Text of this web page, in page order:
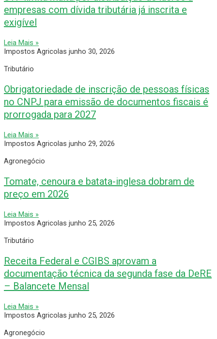
empresas com dívida tributária já inscrita e
exigível
Leia Mais »
Impostos Agricolas junho 30, 2026
Tributário
Obrigatoriedade de inscrição de pessoas físicas
no CNPJ para emissão de documentos fiscais é
prorrogada para 2027
Leia Mais »
Impostos Agricolas junho 29, 2026
Agronegócio
Tomate, cenoura e batata-inglesa dobram de
preço em 2026
Leia Mais »
Impostos Agricolas junho 25, 2026
Tributário
Receita Federal e CGIBS aprovam a
documentação técnica da segunda fase da DeRE
– Balancete Mensal
Leia Mais »
Impostos Agricolas junho 25, 2026
Agronegócio